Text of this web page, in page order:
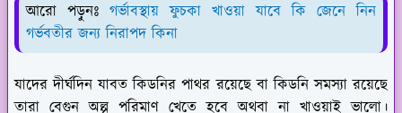
আরো পড়ুনঃ গর্ভাবস্থায় ফুচকা খাওয়া যাবে কি জেনে নিন
গর্ভবতীর জন্য নিরাপদ কিনা
যাদের দীর্ঘদিন যাবত কিডনির পাথর রয়েছে বা কিডনি সমস্যা রয়েছে
তারা বেগুন অল্প পরিমাণ খেতে হবে অথবা না খাওয়াই ভালো।